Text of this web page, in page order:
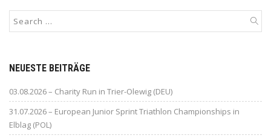
NEUESTE BEITRÄGE
03.08.2026 – Charity Run in Trier-Olewig (DEU)
31.07.2026 – European Junior Sprint Triathlon Championships in
Elblag (POL)